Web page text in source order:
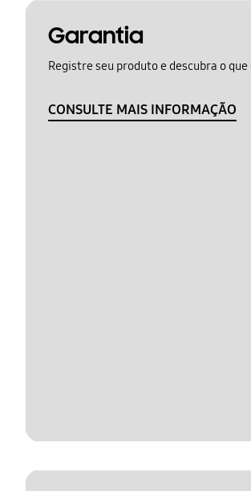
Garantia
Registre seu produto e descubra o
CONSULTE MAIS INFORMAÇÃO